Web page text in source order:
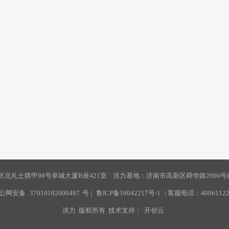
北礼士路甲98号阜城大厦B座421室 洪力基地：济南市高新区舜华路2000号
网安备 37010102000487 号 | 鲁ICP备16042217号-1 | 客服电话：
洪力 版权所有 技术支持： 开创云